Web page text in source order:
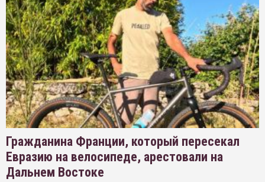
Гражданина Франции, который пересекал
Евразию на велосипеде, арестовали на
Дальнем Востоке